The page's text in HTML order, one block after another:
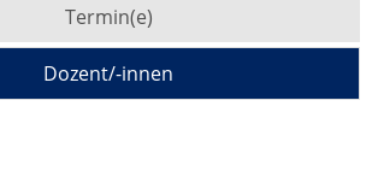
Termin(e)
Dozent/-innen